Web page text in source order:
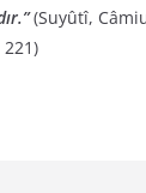
(Suyûtî,